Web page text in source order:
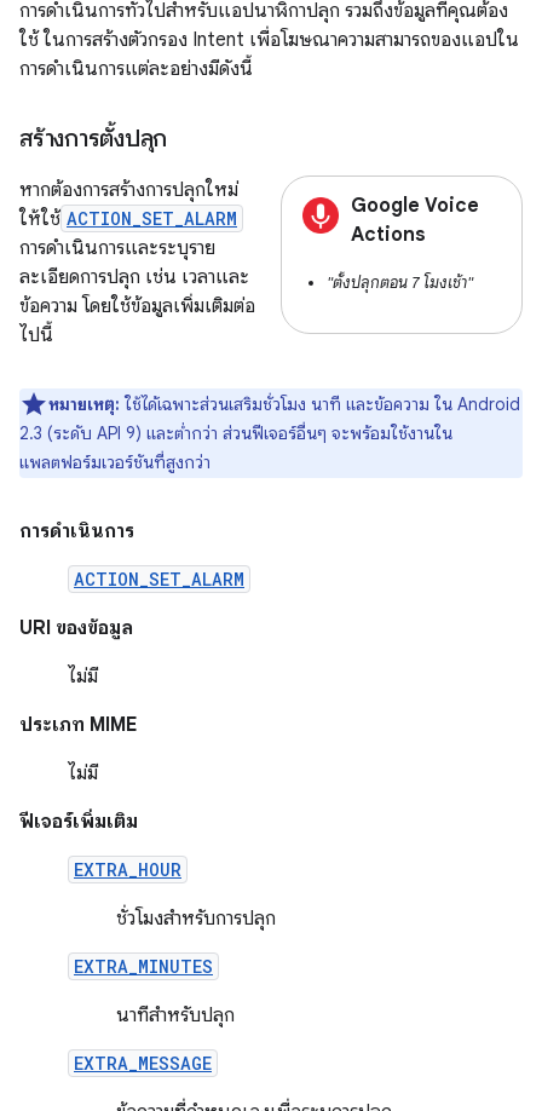
การดำเนินการทั่วไปสำหรับแอปนาฬิกาปลุก รวมถึงข้อมูลที่คุณต้อง
ใช้ ในการสร้างตัวกรอง Intent เพื่อโฆษณาความสามารถของแอปใน
การดำเนินการแต่ละอย่างมีดังนี้
สร้างการตั้งปลุก
Google Voice
Actions
"ตั้งปลุกตอน 7 โมงเช้า"
หากต้องการสร้างการปลุกใหม่
ให้ใช้ ACTION_SET_ALARM
การดำเนินการและระบุราย
ละเอียดการปลุก เช่น เวลาและ
ข้อความ โดยใช้ข้อมูลเพิ่มเติมต่อ
ไปนี้
หมายเหตุ: ใช้ได้เฉพาะส่วนเสริมชั่วโมง นาที และข้อความ ใน Android
2.3 (ระดับ API 9) และต่ำกว่า ส่วนฟีเจอร์อื่นๆ จะพร้อมใช้งานใน
แพลตฟอร์มเวอร์ชันที่สูงกว่า
การดำเนินการ
ACTION_SET_ALARM
URI ของข้อมูล
ไม่มี
ประเภท MIME
ไม่มี
ฟีเจอร์เพิ่มเติม
EXTRA_HOUR
ชั่วโมงสำหรับการปลุก
EXTRA_MINUTES
นาทีสำหรับปลุก
EXTRA_MESSAGE